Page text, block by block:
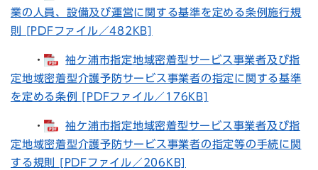
業の人員、設備及び運営に関する基準を定める条例施行規
則 [PDFファイル／482KB]
・
袖ケ浦市指定地域密着型サービス事業者及び指
定地域密着型介護予防サービス事業者の指定に関する基準
を定める条例 [PDFファイル／176KB]
・
袖ケ浦市指定地域密着型サービス事業者及び指
定地域密着型介護予防サービス事業者の指定等の手続に関
する規則 [PDFファイル／206KB]